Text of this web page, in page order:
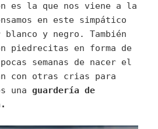
es la que nos viene a la
en este simpático
y negro. También
piedrecitas en forma de
semanas de nacer el
con otras crias para
unaguardería de